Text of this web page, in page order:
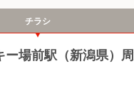
チラシ
ー場前駅（新潟県）